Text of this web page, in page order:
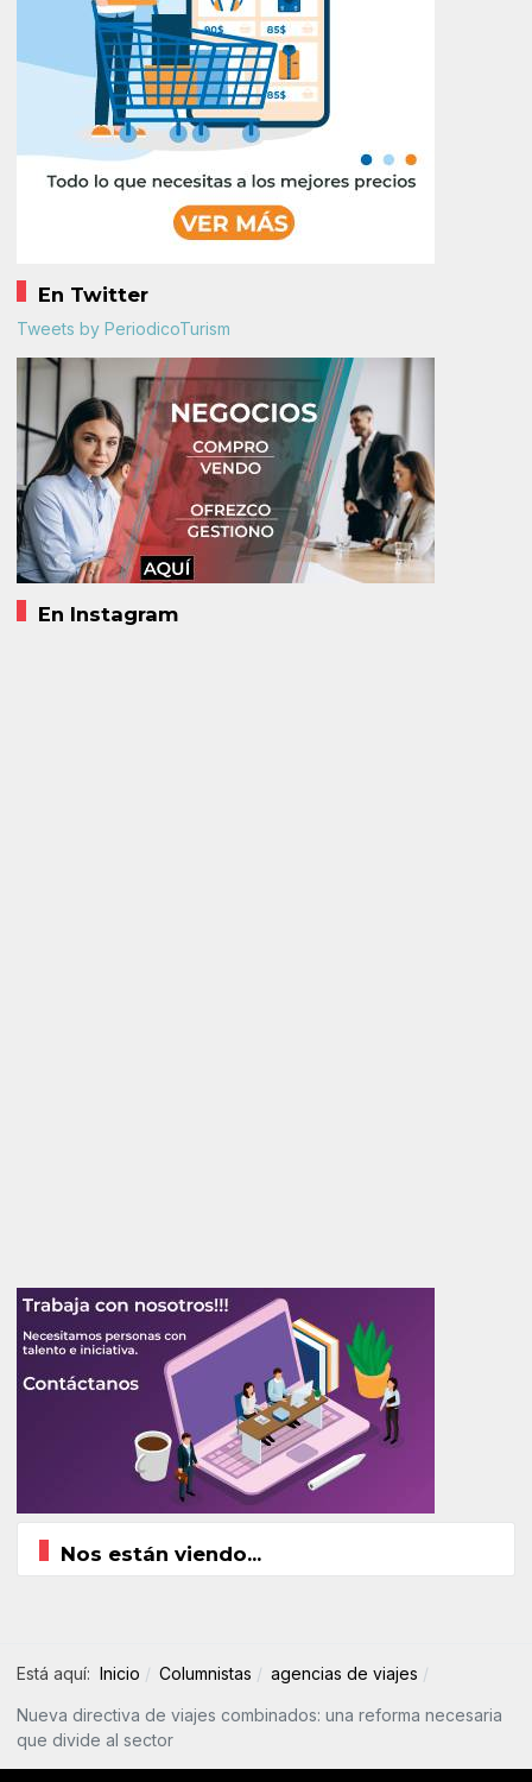
En Twitter
Tweets by PeriodicoTurism
En Instagram
Nos están viendo...
Está aquí: Inicio Columnistas agencias de viajes
Nueva directiva de viajes combinados: una reforma necesaria
que divide al sector